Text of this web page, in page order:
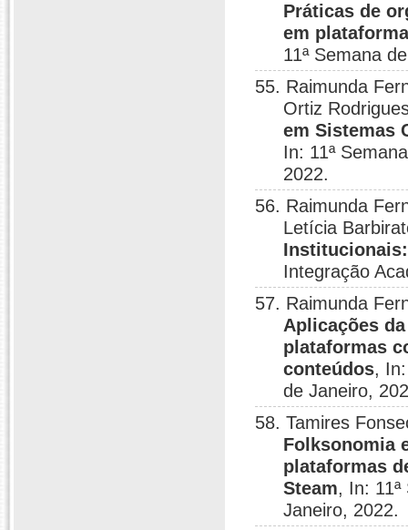
Práticas de
em
11ª Semana
55. Raimunda
Ortiz
em Sistemas
In: 11ª
2022.
56. Raimunda
Letícia
Integração
57. Raimunda
Aplicações
plataformas
conteúdos,
de Janeiro,
58. Tamires
Folksonomia
plataformas
Steam, In:
Janeiro, 2022.